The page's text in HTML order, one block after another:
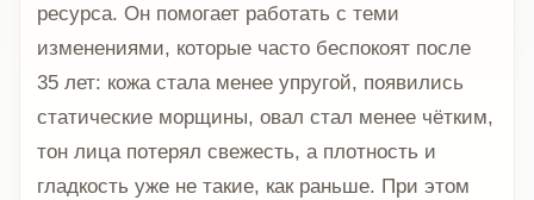
ресурса. Он помогает работать с теми
изменениями, которые часто беспокоят после
35 лет: кожа стала менее упругой, появились
статические морщины, овал стал менее чётким,
тон лица потерял свежесть, а плотность и
гладкость уже не такие, как раньше. При этом